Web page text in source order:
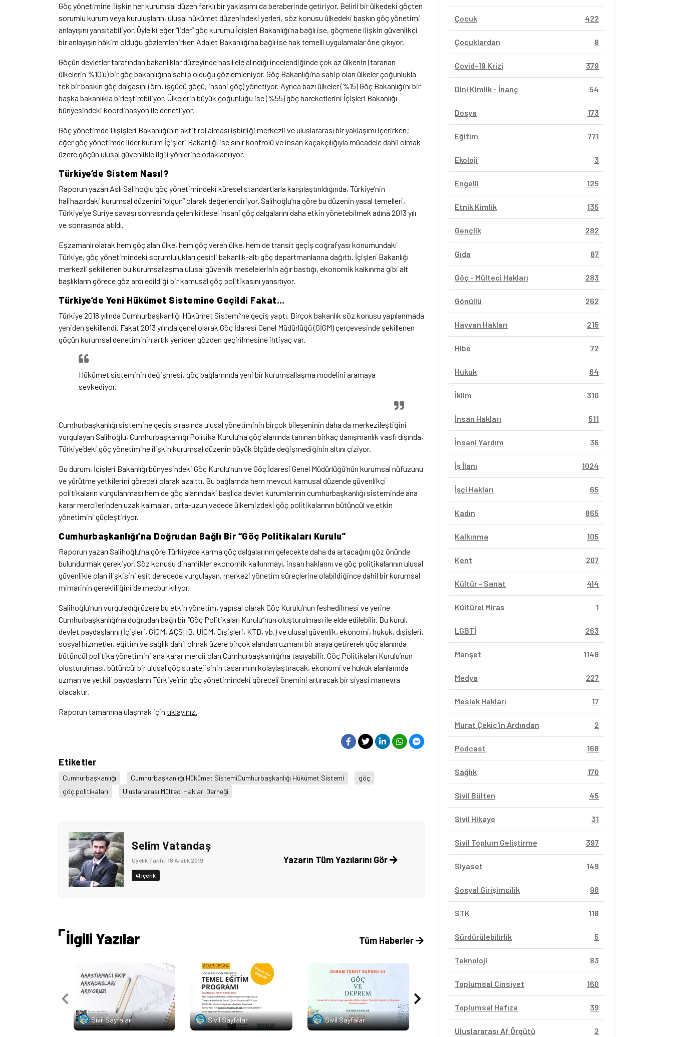
Göç yönetimine ilişkin her kurumsal düzen farklı bir yaklaşımı da beraberinde getiriyor. Belirli bir ülkedeki göçten
sorumlu kurum veya kuruluşların, ulusal hükümet düzenindeki yerleri, söz konusu ülkedeki baskın göç yönetimi
anlayışını yansıtabiliyor. Öyle ki eğer “lider” göç kurumu İçişleri Bakanlığı’na bağlı ise, göçmene ilişkin güvenlikçi
bir anlayışın hâkim olduğu gözlemlenirken Adalet Bakanlığı’na bağlı ise hak temelli uygulamalar öne çıkıyor.
Göçün devletler tarafından bakanlıklar düzeyinde nasıl ele alındığı incelendiğinde çok az ülkenin (taranan
ülkelerin %10’u) bir göç bakanlığına sahip olduğu gözlemleniyor. Göç Bakanlığı’na sahip olan ülkeler çoğunlukla
tek bir baskın göç dalgasını (örn. işgücü göçü, insani göç) yönetiyor. Ayrıca bazı ülkeler (%15) Göç Bakanlığı’nı bir
başka bakanlıkla birleştirebiliyor. Ülkelerin büyük çoğunluğu ise (%55) göç hareketlerini İçişleri Bakanlığı
bünyesindeki koordinasyon ile denetliyor.
Göç yönetimde Dışişleri Bakanlığı’nın aktif rol alması işbirliği merkezli ve uluslararası bir yaklaşımı içerirken;
eğer göç yönetimde lider kurum İçişleri Bakanlığı ise sınır kontrolü ve insan kaçakçılığıyla mücadele dahil olmak
üzere göçün ulusal güvenlikle ilgili yönlerine odaklanılıyor.
Türkiye’de Sistem Nasıl?
Raporun yazarı Aslı Salihoğlu göç yönetimindeki küresel standartlarla karşılaştırıldığında, Türkiye’nin
halihazırdaki kurumsal düzenini “olgun” olarak değerlendiriyor. Salihoğlu’na göre bu düzenin yasal temelleri,
Türkiye’ye Suriye savaşı sonrasında gelen kitlesel insani göç dalgalarını daha etkin yönetebilmek adına 2013 yılı
ve sonrasında atıldı.
Eşzamanlı olarak hem göç alan ülke, hem göç veren ülke, hem de transit geçiş coğrafyası konumundaki
Türkiye, göç yönetimindeki sorumlulukları çeşitli bakanlık-altı göç departmanlarına dağıttı. İçişleri Bakanlığı
merkezli şekillenen bu kurumsallaşma ulusal güvenlik meselelerinin ağır bastığı, ekonomik kalkınma gibi alt
başlıkların görece göz ardı edildiği bir kamusal göç politikasını yansıtıyor.
Türkiye’de Yeni Hükümet Sistemine Geçildi Fakat…
Türkiye 2018 yılında Cumhurbaşkanlığı Hükümet Sistemi’ne geçiş yaptı. Birçok bakanlık söz konusu yapılanmada
yeniden şekillendi. Fakat 2013 yılında genel olarak Göç İdaresi Genel Müdürlüğü (GİGM) çerçevesinde şekillenen
göçün kurumsal denetiminin artık yeniden gözden geçirilmesine ihtiyaç var.
Hükümet sisteminin değişmesi, göç bağlamında yeni bir kurumsallaşma modelini aramaya
sevkediyor.
Cumhurbaşkanlığı sistemine geçiş sırasında ulusal yönetiminin birçok bileşeninin daha da merkezileştiğini
vurgulayan Salihoğlu, Cumhurbaşkanlığı Politika Kurulu’na göç alanında tanınan birkaç danışmanlık vasfı dışında,
Türkiye’deki göç yönetimine ilişkin kurumsal düzenin büyük ölçüde değişmediğinin altını çiziyor.
Bu durum, İçişleri Bakanlığı bünyesindeki Göç Kurulu’nun ve Göç İdaresi Genel Müdürlüğü’nün kurumsal nüfuzunu
ve yürütme yetkilerini göreceli olarak azalttı. Bu bağlamda hem mevcut kamusal düzende güvenlikçi
politikaların vurgulanması hem de göç alanındaki başlıca devlet kurumlarının cumhurbaşkanlığı sisteminde ana
karar mercilerinden uzak kalmaları, orta-uzun vadede ülkemizdeki göç politikalarının bütüncül ve etkin
yönetimini güçleştiriyor.
Cumhurbaşkanlığı’na Doğrudan Bağlı Bir “Göç Politikaları Kurulu”
Raporun yazarı Salihoğlu’na göre Türkiye’de karma göç dalgalarının gelecekte daha da artacağını göz önünde
bulundurmak gerekiyor. Söz konusu dinamikler ekonomik kalkınmayı, insan haklarını ve göç politikalarının ulusal
güvenlikle olan ilişkisini eşit derecede vurgulayan, merkezi yönetim süreçlerine olabildiğince dahil bir kurumsal
mimarinin gerekliliğini de mecbur kılıyor.
Salihoğlu’nun vurguladığı üzere bu etkin yönetim, yapısal olarak Göç Kurulu’nun feshedilmesi ve yerine
Cumhurbaşkanlığı’na doğrudan bağlı bir “Göç Politikaları Kurulu”nun oluşturulması ile elde edilebilir. Bu kurul,
devlet paydaşlarını (İçişleri, GİGM, AÇSHB, UİGM, Dışişleri, KTB, vb.) ve ulusal güvenlik, ekonomi, hukuk, dışişleri,
sosyal hizmetler, eğitim ve sağlık dahil olmak üzere birçok alandan uzmanı bir araya getirerek göç alanında
bütüncül politika yönetimini ana karar mercii olan Cumhurbaşkanlığı’na taşıyabilir. Göç Politikaları Kurulu’nun
oluşturulması, bütüncül bir ulusal göç stratejisinin tasarımını kolaylaştıracak, ekonomi ve hukuk alanlarında
uzman ve yetkili paydaşların Türkiye’nin göç yönetimindeki göreceli önemini artıracak bir siyasi manevra
olacaktır.
Raporun tamamına ulaşmak için tıklayınız.
Etiketler
Cumhurbaşkanlığı Cumhurbaşkanlığı Hükümet SistemiCumhurbaşkanlığı Hükümet Sistemi
göç
göç politikaları
Uluslararası Mülteci Hakları Derneği
Selim Vatandaş
Üyelik Tarihi: 18 Aralık 2019
41 içerik
Yazarın Tüm Yazılarını Gör
İlgili Yazılar Tüm Haberler
Sivil Sayfalar Sivil Sayfalar Sivil Sayfalar Sivil Sayfalar Sivil Sayfalar
Çocuk 422
Çocuklardan 8
Covid-19 Krizi 379
Dini Kimlik - İnanç 54
Dosya 173
Eğitim 771
Ekoloji 3
Engelli 125
Etnik Kimlik 135
Gençlik 282
Gıda 87
Göç - Mülteci Hakları 283
Gönüllü 262
Hayvan Hakları 215
Hibe 72
Hukuk 64
İklim 310
İnsan Hakları 511
İnsani Yardım 36
İş İlanı 1024
İşçi Hakları 65
Kadın 865
Kalkınma 105
Kent 207
Kültür - Sanat 414
Kültürel Miras 1
LGBTİ 263
Manşet 1148
Medya 227
Meslek Hakları 17
Murat Çekiç'in Ardından 2
Podcast 168
Sağlık 170
Sivil Bülten 45
Sivil Hikaye 31
Sivil Toplum Geliştirme 397
Siyaset 149
Sosyal Girişimcilik 98
STK 118
Sürdürülebilirlik 5
Teknoloji 83
Toplumsal Cinsiyet 160
Toplumsal Hafıza 39
Uluslararası Af Örgütü 2